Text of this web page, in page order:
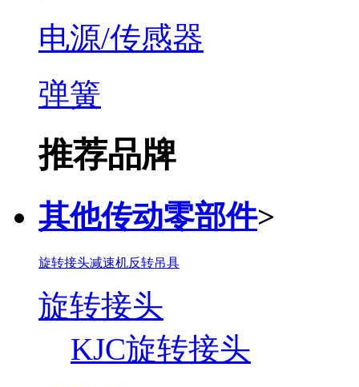
电源/传感器
弹簧
推荐品牌
其他传动零部件>
旋转接头减速机反转吊具
旋转接头
KJC旋转接头